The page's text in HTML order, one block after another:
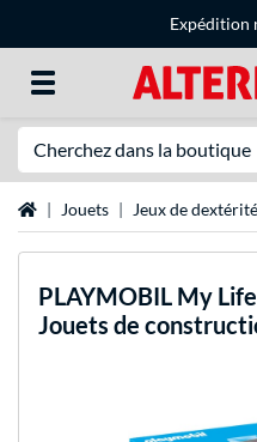
Expédition
Page d'accueil
Jouets Jeux de dextérité
PLAYMOBIL My
Jouets de